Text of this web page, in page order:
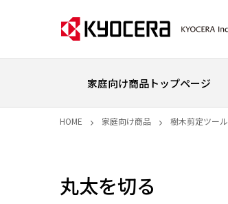
家庭向け商品トップページ
HOME 家庭向け商品 樹木剪定ツール
丸太を切る